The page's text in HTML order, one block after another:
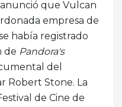
anunció que Vulcan
empresa de
había registrado
de Pandora's
del
Robert Stone. La
de Cine de